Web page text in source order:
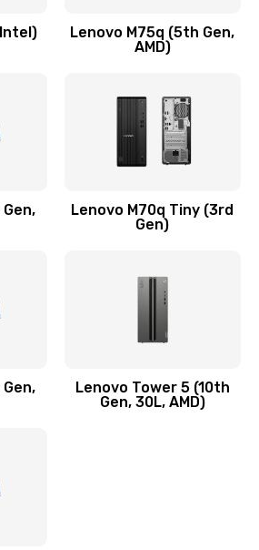
600 руб.
от пыли или влаги
элементов корпуса
Заказать
Lenovo M75q (5th Gen,
AMD)
Lenovo M70q Tiny (3rd
Gen)
Lenovo Tower 5 (10th
Gen, 30L, AMD)